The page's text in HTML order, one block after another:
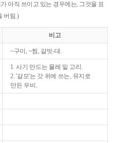
아직 쓰이고 있는 경우에는, 그것을 표
버림.)
비고
~구이, ~찜, 갈빗-대.
1. 사기 만드는 물레 밑 고리.
2. '갈모'는 갓 위에 쓰는, 유지로
만든 우비.